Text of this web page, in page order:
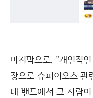
마지막으로, "개인적
장으로 슈퍼이오스 관
데 밴드에서 그 사람